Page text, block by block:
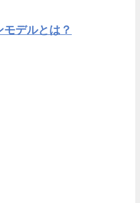
デルとは？